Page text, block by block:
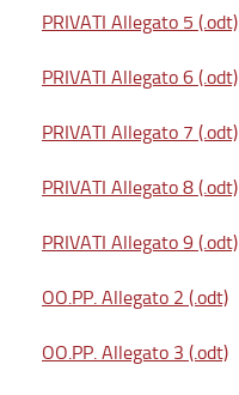
PRIVATI Allegato 5 (.odt)
PRIVATI Allegato 6 (.odt)
PRIVATI Allegato 7 (.odt)
PRIVATI Allegato 8 (.odt)
PRIVATI Allegato 9 (.odt)
OO.PP. Allegato 2 (.odt)
OO.PP. Allegato 3 (.odt)